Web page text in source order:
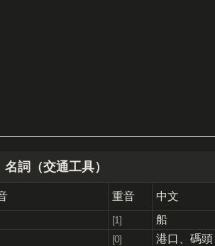
名詞（交通工具）
重音
中文
[1]
船
[0]
港口、碼頭